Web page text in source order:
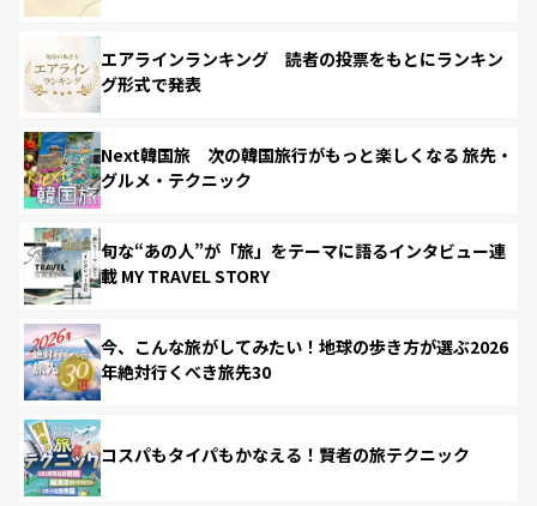
エアラインランキング 読者の投票をもとにランキン
グ形式で発表
Next韓国旅 次の韓国旅行がもっと楽しくなる 旅先・
グルメ・テクニック
旬な“あの人”が「旅」をテーマに語るインタビュー連
載 MY TRAVEL STORY
今、こんな旅がしてみたい！地球の歩き方が選ぶ2026
年絶対行くべき旅先30
コスパもタイパもかなえる！賢者の旅テクニック